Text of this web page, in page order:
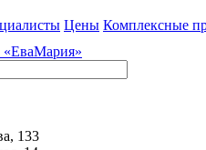
Цены Комплексные
133